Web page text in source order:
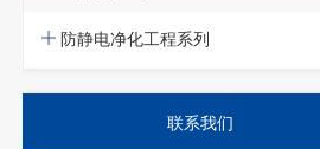
防静电净化工程系列
联系我们